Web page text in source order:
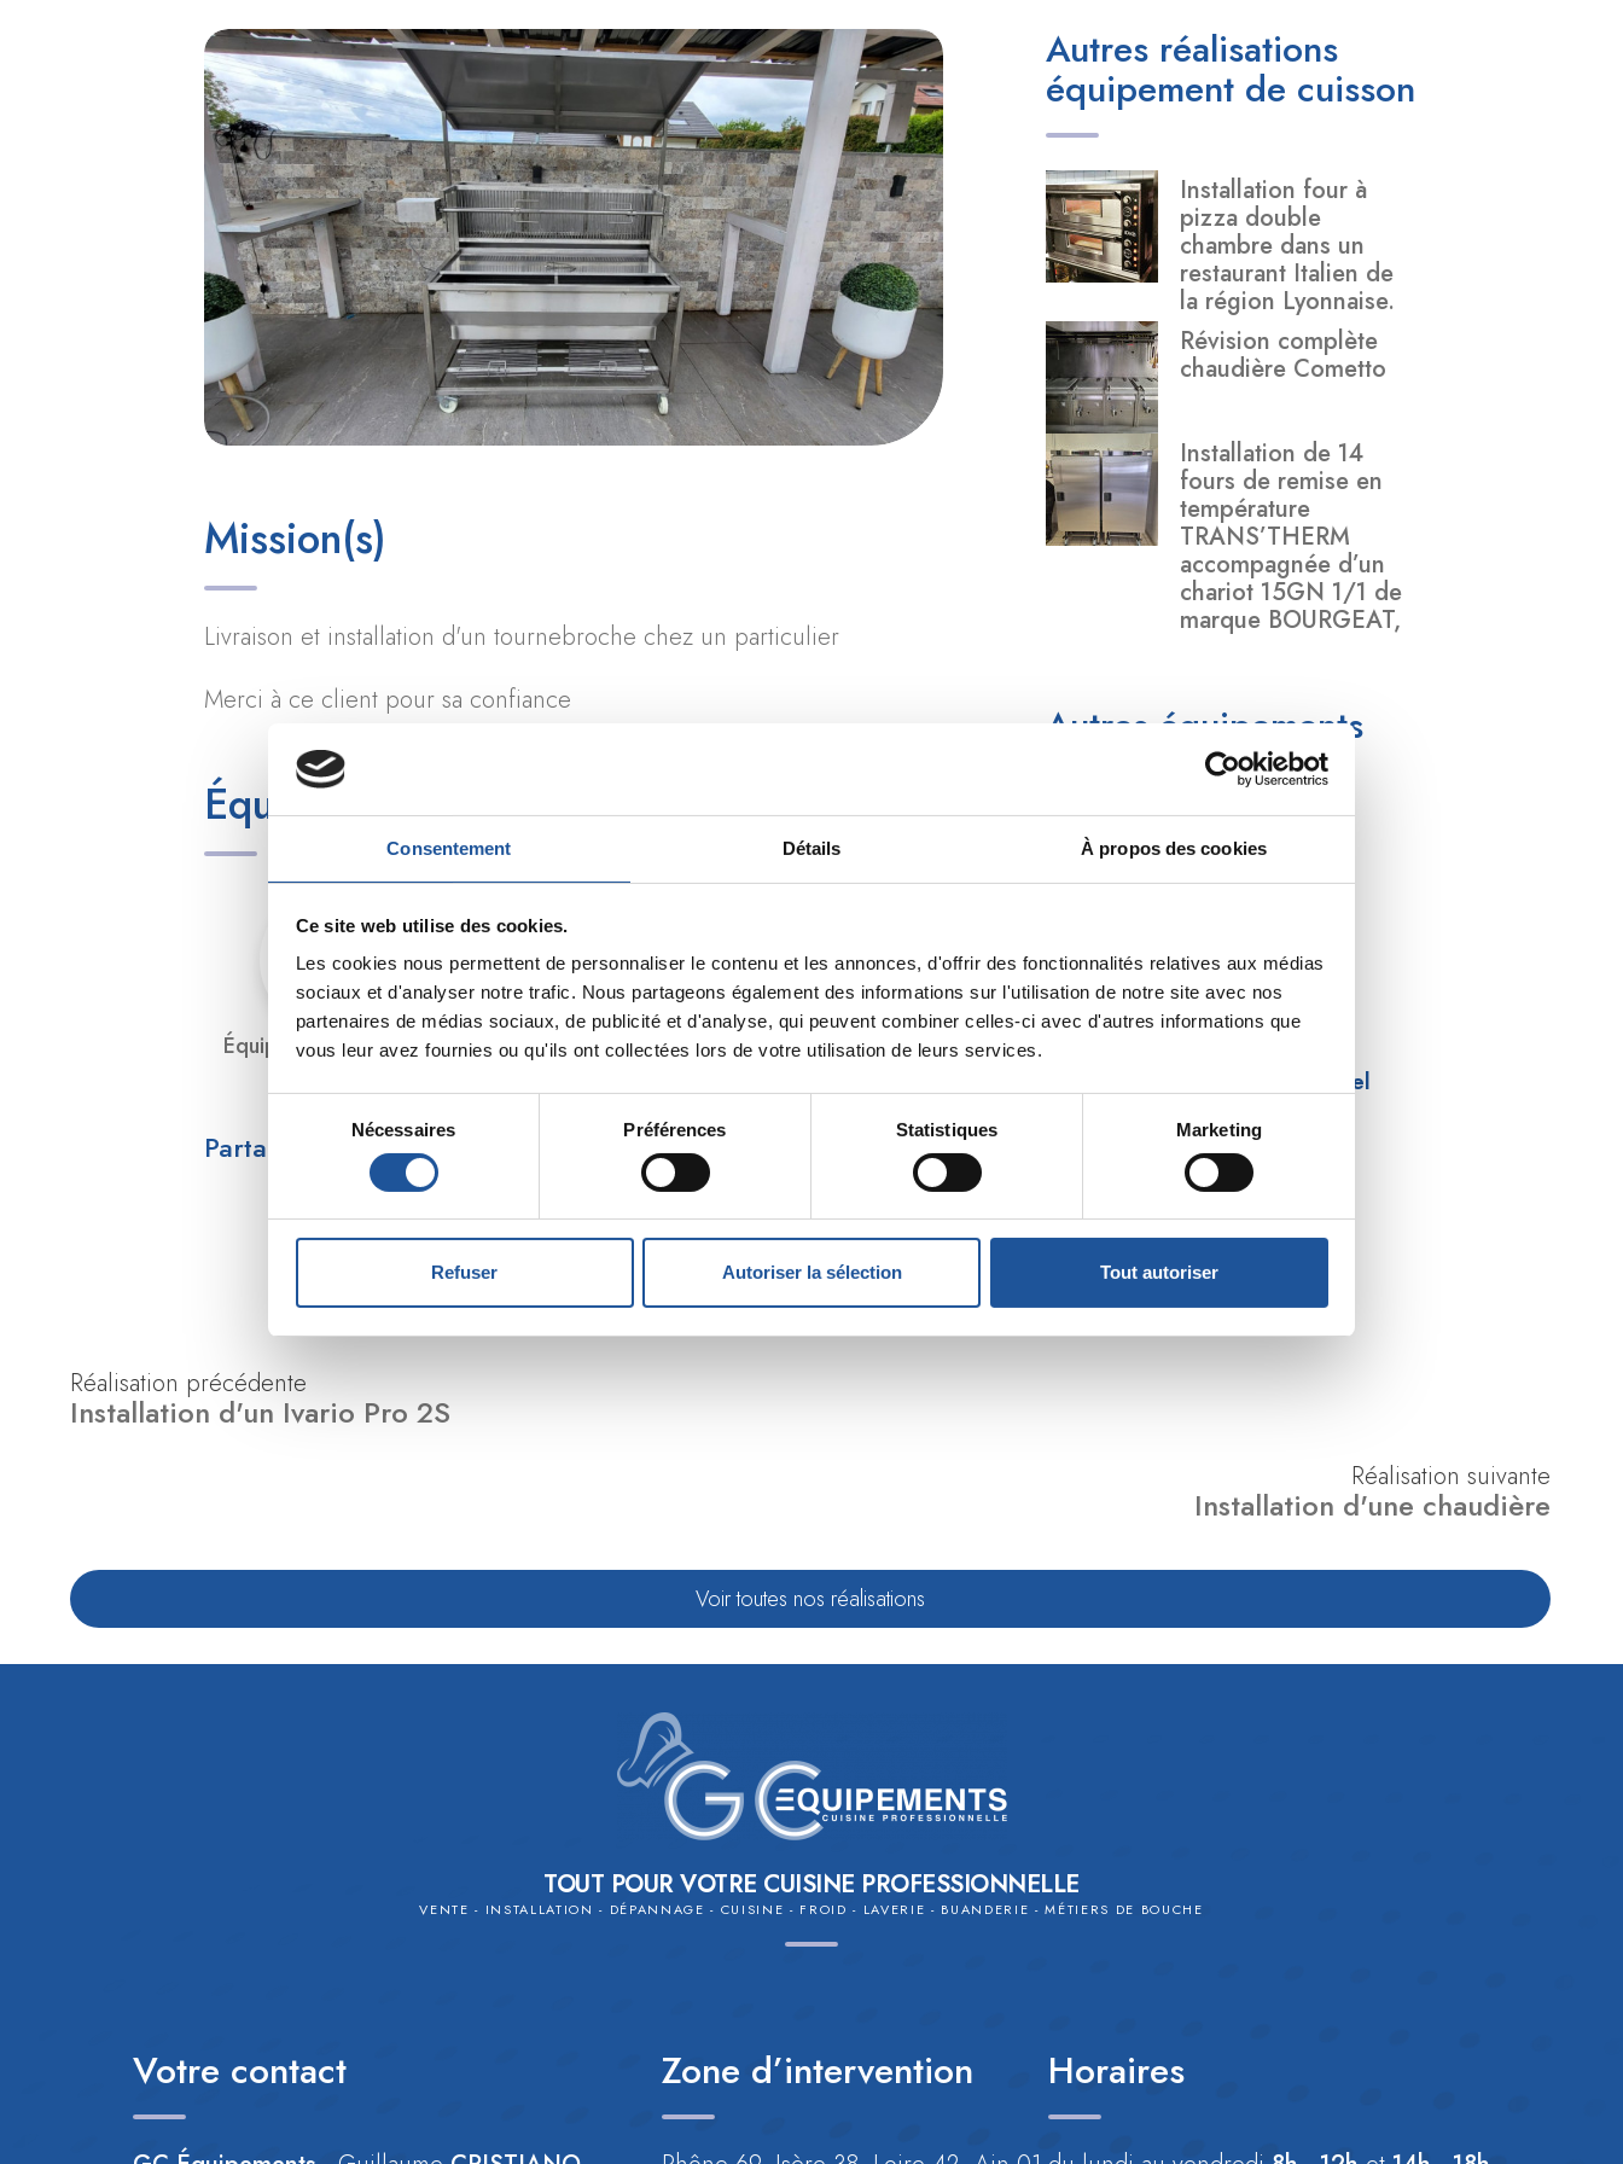
Consentement Détails À propos des cookies
Ce site web utilise des cookies.
Les cookies nous permettent de personnaliser le contenu et les annonces, d'offrir des fonctionnalités relatives aux médias
sociaux et d'analyser notre trafic. Nous partageons également des informations sur l'utilisation de notre site avec nos
partenaires de médias sociaux, de publicité et d'analyse, qui peuvent combiner celles-ci avec d'autres informations que
vous leur avez fournies ou qu'ils ont collectées lors de votre utilisation de leurs services.
consentement
Nécessaires Préférences Statistiques Marketing
Refuser Autoriser la sélection Tout autoriser
Mission(s)
Livraison et installation d'un tournebroche chez un particulier
Merci à ce client pour sa confiance
Équipements professionnels
Équipement de cuisson
Partagez sur :
Autres réalisations
équipement de cuisson
Installation four à
pizza double
chambre dans un
restaurant Italien de
la région Lyonnaise.
Révision complète
chaudière Cometto
Installation de 14
fours de remise en
température
TRANS’THERM
accompagnée d’un
chariot 15GN 1/1 de
marque BOURGEAT,
Autres équipements
Équipement de lavage
Mobilier inox
Matériel de buanderie
Climatisation et froid industriel
Réalisation précédente
Installation d'un Ivario Pro 2S
Réalisation suivante
Installation d'une chaudière
Voir toutes nos réalisations
TOUT POUR VOTRE CUISINE PROFESSIONNELLE
VENTE - INSTALLATION - DÉPANNAGE - CUISINE - FROID - LAVERIE - BUANDERIE - MÉTIERS DE BOUCHE
Votre contact Zone d’intervention Horaires